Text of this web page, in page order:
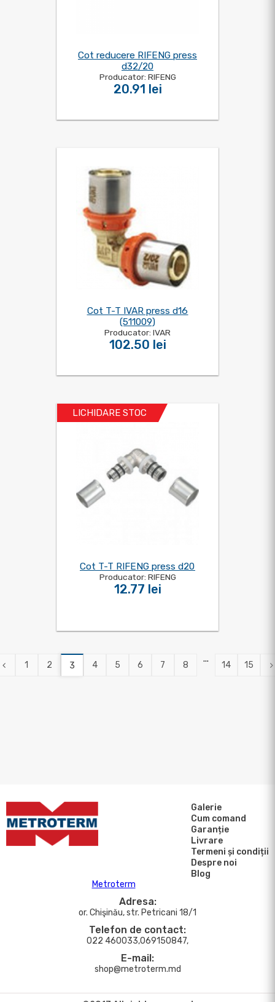
Cot reducere RIFENG press
d32/20
Producator: RIFENG
20.91 lei
Cot T-T IVAR press d16
(511009)
Producator: IVAR
102.50 lei
LICHIDARE STOC
Cot T-T RIFENG press d20
Producator: RIFENG
12.77 lei
1 2 3 4 5 6 7 8
...
14 15
Galerie
Cum comand
Garanție
Livrare
Termeni și condiții
Despre noi
Blog
Metroterm
Adresa:
or. Chişinău, str. Petricani 18/1
Telefon de contact:
022 460033,069150847,
E-mail:
shop@metroterm.md